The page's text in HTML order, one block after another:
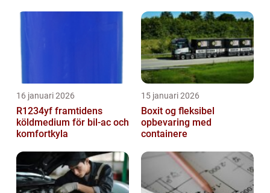
16 januari 2026
R1234yf framtidens
köldmedium för bil-ac och
komfortkyla
15 januari 2026
Boxit og fleksibel
opbevaring med
containere